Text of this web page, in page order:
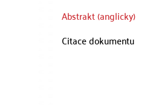
Abstrakt (anglicky)
Citace dokumentu